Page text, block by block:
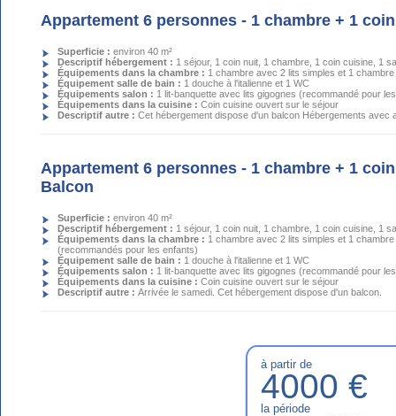
Appartement 6 personnes - 1 chambre + 1
Superficie :environ 40 m²
Descriptif hébergement : 1 séjour, 1 coin nuit, 1 chambre, 1 coin cuisine, 1
Équipements dans la chambre : 1 chambre avec 2 lits simples et 1
Équipement salle de bain : 1 douche à l'italienne et 1 WC
Équipements salon : 1 lit-banquette avec lits gigognes (recommandé pour
Équipements dans la cuisine :Coin cuisine ouvert sur le séjour
Descriptif autre :Cet hébergement dispose d'un balcon Hébergements avec
Appartement 6 personnes - 1 chambre + 1
Balcon
Superficie :environ 40 m²
Descriptif hébergement : 1 séjour, 1 coin nuit, 1 chambre, 1 coin cuisine, 1
Équipements dans la chambre : 1 chambre avec 2 lits simples et 1
(recommandés pour les enfants)
Équipement salle de bain : 1 douche à l'italienne et 1 WC
Équipements salon : 1 lit-banquette avec lits gigognes (recommandé pour
Équipements dans la cuisine :Coin cuisine ouvert sur le séjour
Descriptif autre :Arrivée le samedi. Cet hébergement dispose d'un balcon.
à partir de
4000 €
la période